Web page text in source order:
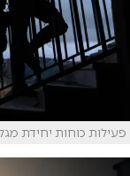
פעילות כוחות יחידת